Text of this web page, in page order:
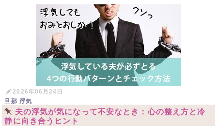
2026年06月24日
旦那 浮気
夫の浮気が気になって不安なとき：心の整え方と冷
静に向き合うヒント